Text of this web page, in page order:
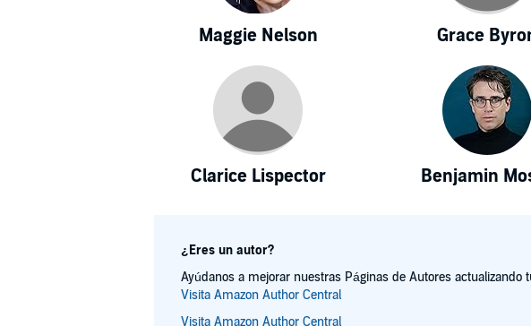
Maggie Nelson Grace
Clarice Lispector Benjamin
¿Eres un autor?
Ayúdanos a mejorar nuestras Páginas de Autores
Visita Amazon Author Central
Visita Amazon Author Central